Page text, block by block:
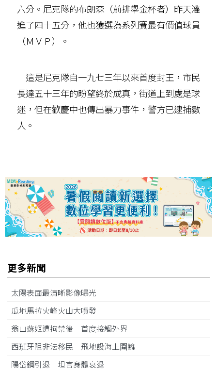
六分。尼克隊的布朗森（前排舉金杯者）昨天灌
進了四十五分，他也獲選為系列賽最有價值球員
（ＭＶＰ）。
這是尼克隊自一九七三年以來首度封王，市民
長達五十三年的盼望終於成真，街道上到處是球
迷，但在歡慶中也傳出暴力事件，警方已逮捕數
人。
更多新聞
太陽表面最清晰影像曝光
瓜地馬拉火峰火山大噴發
翁山蘇姬遭拘禁後 首度接觸外界
西班牙阻非法移民 飛地設海上圍籬
陽岱鋼引退 坦言身體衰退